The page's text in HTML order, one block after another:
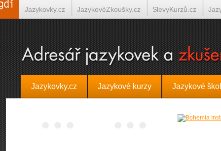
Jazykovky.cz Jazykové kurzy Jazykové
Jazykovky.cz JazykovéZkoušky.cz SlevyKurzů.cz
Španělština on-line Italština on-line Tlumočení-